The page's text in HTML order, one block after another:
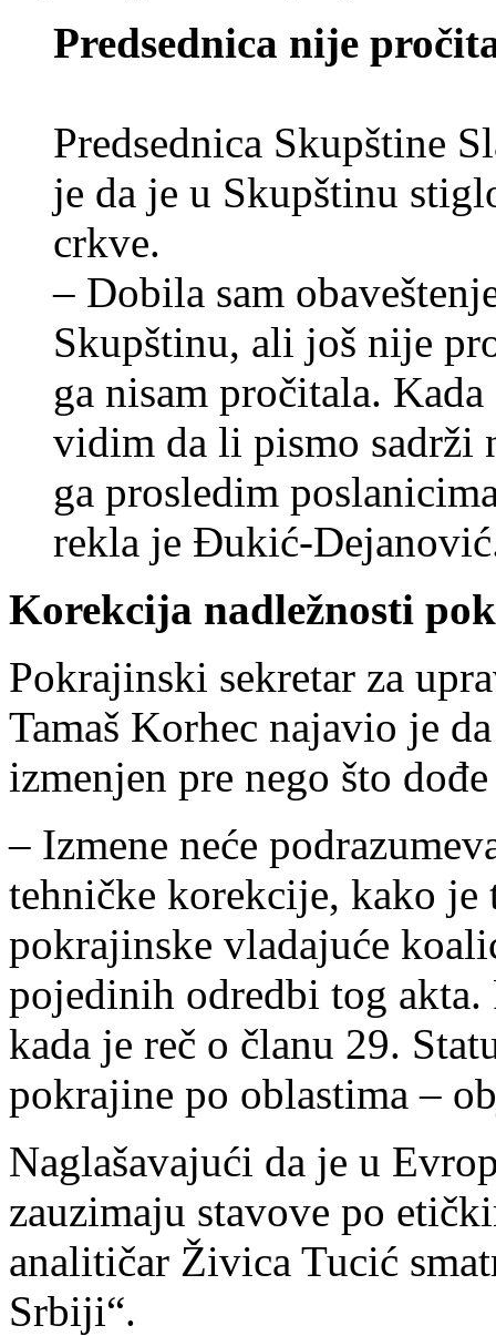
Predsednica nije
Predsednica Skupštine
je da je u Skupštinu
crkve.
– Dobila sam
Skupštinu, ali još nije
ga nisam pročitala.
vidim da li pismo sadrži
ga prosledim
rekla je Đukić-
Korekcija nadležnosti
Pokrajinski sekretar za
Tamaš Korhec najavio je
izmenjen pre nego što
– Izmene neće
tehničke korekcije, kako
pokrajinske vladajuće
pojedinih odredbi tog akta.
kada je reč o članu 29.
pokrajine po oblastima –
Naglašavajući da je u
zauzimaju stavove po
analitičar Živica Tucić
Srbiji“.